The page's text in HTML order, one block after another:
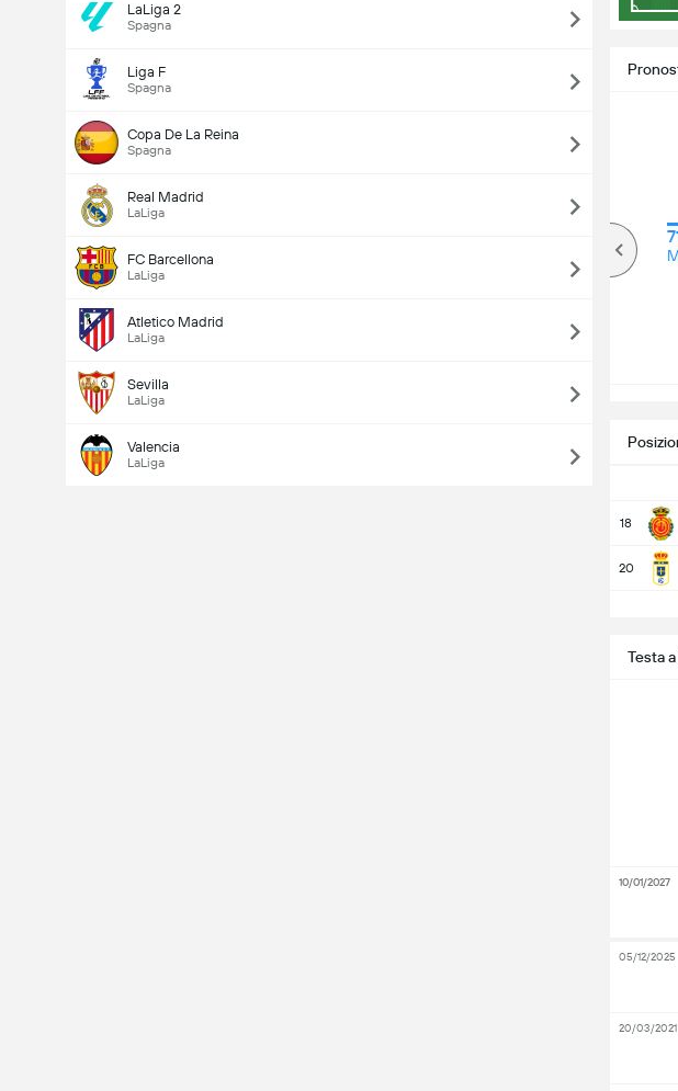
LaLiga 2
Spagna
Liga F
Spagna
Copa De La Reina
Spagna
Real Madrid
LaLiga
FC Barcellona
LaLiga
Atletico Madrid
LaLiga
Sevilla
LaLiga
Valencia
LaLiga
18
20
Numero totale di goal nella partita (2.5)
Voti totali: 525
Testa
10/01/2027
05/12/2025
20/03/2021